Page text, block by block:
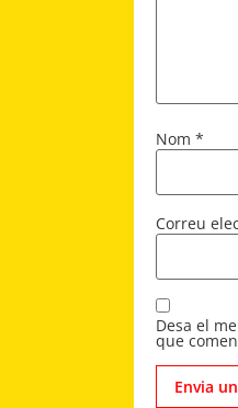
Nom *
Correu
Desa el
que